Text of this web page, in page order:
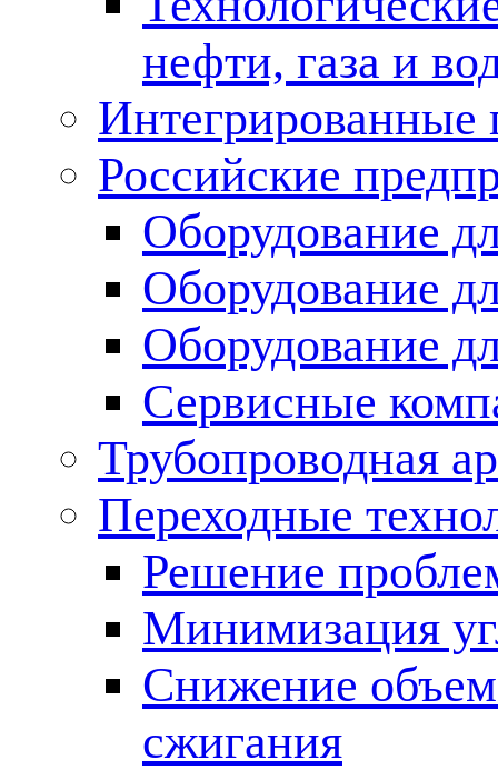
нефти, газа и
Российские
Оборудование
Оборудование
Оборудование
Сервисные
Трубопроводная
Переходные
Решение
Минимизация
Снижение
сжигания